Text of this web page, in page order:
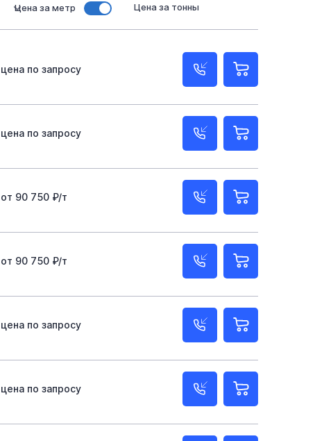
Цена за метр Цена за тонны
цена по запросу
цена по запросу
от 90 750 ₽/т
от 90 750 ₽/т
цена по запросу
цена по запросу